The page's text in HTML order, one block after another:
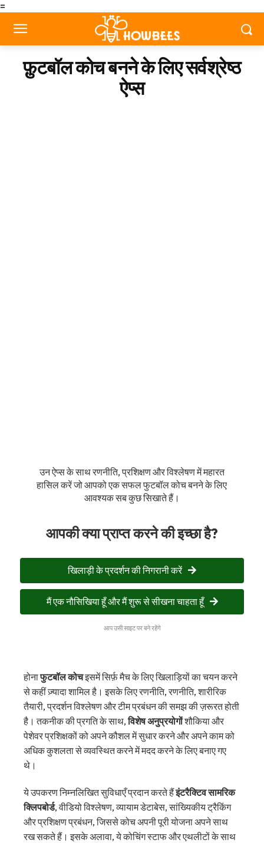
=
फ़ुटबॉल कोच बनने के लिए सर्वश्रेष्ठ
ऐप्स
उन ऐप्स के साथ रणनीति, प्रशिक्षण और विश्लेषण में महारत
हासिल करें जो आपको एक सफल फुटबॉल कोच बनने के लिए
आवश्यक सब कुछ सिखाते हैं।
आपकी क्या प्राप्त करने की इच्छा है?
खिलाड़ी के प्रदर्शन की निगरानी करें
मैं एक नौसिखिया हूँ और मैं शुरू से सीखना चाहता हूँ
आप उसी साइट पर बने रहेंगे
होनाफुटबॉल कोचइसमें सिर्फ़ मैच के लिए खिलाड़ियों का चयन करने
से कहीं ज़्यादा शामिल है। इसके लिए रणनीति, रणनीति, शारीरिक
तैयारी, प्रदर्शन विश्लेषण और टीम प्रबंधन की समझ की ज़रूरत होती
है। तकनीक की प्रगति के साथ,विशेष अनुप्रयोगोंशौकिया और
पेशेवर प्रशिक्षकों को अपने कौशल में सुधार करने और अपने काम को
अधिक कुशलता से व्यवस्थित करने में मदद करने के लिए बनाए गए
थे।
ये उपकरण निम्नलिखित सुविधाएँ प्रदान करते हैंइंटरैक्टिव सामरिक
क्लिपबोर्ड, वीडियो विश्लेषण, व्यायाम डेटाबेस, सांख्यिकीय ट्रैकिंग
और प्रशिक्षण प्रबंधन, जिससे कोच अपनी पूरी योजना अपने साथ
रख सकते हैं। इसके अलावा, ये कोचिंग स्टाफ और एथलीटों के साथ